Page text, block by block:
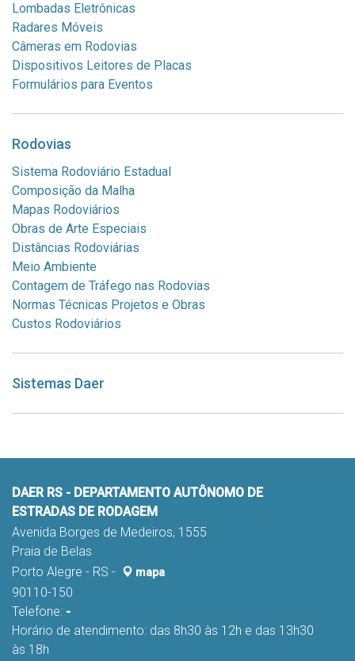
RSC-287
KM 3
Montenegro - RS
95780-000
Câmera da Rodovia
KM 142
Caxias do Sul - RS
Câmera da Rodovia
ERS-030 Glorinha KM 24,4
ERS-030
ERS-030
Glorinha - RS
ERS-115 Igrejinha KM 9,9
ERS-235 Gramado-Canela KM 36,6
ERS-235
KM 36,6
Gramado - RS
Câmera da Rodovia
ERS-235 Canela-Gramado KM 36,6
Lombadas Eletrônicas
Radares Móveis
Câmeras em Rodovias
Dispositivos Leitores de Placas
Formulários para Eventos
Rodovias
Sistema Rodoviário Estadual
Composição da Malha
Mapas Rodoviários
Obras de Arte Especiais
Distâncias Rodoviárias
Meio Ambiente
Contagem de Tráfego nas Rodovias
Normas Técnicas Projetos e Obras
Custos Rodoviários
Sistemas Daer
DAER RS - DEPARTAMENTO AUTÔNOMO DE
ESTRADAS DE RODAGEM
Avenida Borges de Medeiros, 1555
Praia de Belas
Porto Alegre - RS -
mapa
90110-150
Telefone: -
Horário de atendimento: das 8h30 às 12h e das 13h30
às 18h